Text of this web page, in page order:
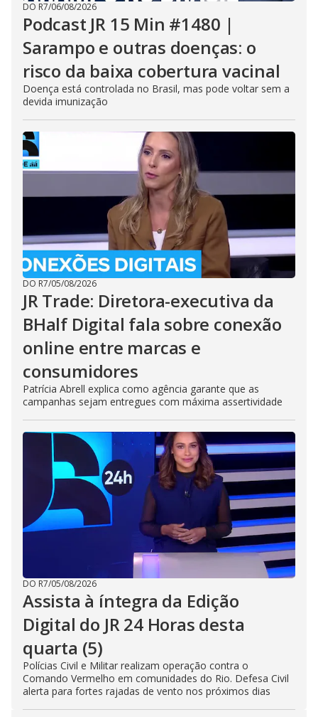
DO R7/06/08/2026
Podcast JR 15 Min #1480 |
Sarampo e outras doenças: o
risco da baixa cobertura vacinal
Doença está controlada no Brasil, mas pode voltar sem a
devida imunização
DO R7/05/08/2026
JR Trade: Diretora-executiva da
BHalf Digital fala sobre conexão
online entre marcas e
consumidores
Patrícia Abrell explica como agência garante que as
campanhas sejam entregues com máxima assertividade
DO R7/05/08/2026
Assista à íntegra da Edição
Digital do JR 24 Horas desta
quarta (5)
Polícias Civil e Militar realizam operação contra o
Comando Vermelho em comunidades do Rio. Defesa Civil
alerta para fortes rajadas de vento nos próximos dias